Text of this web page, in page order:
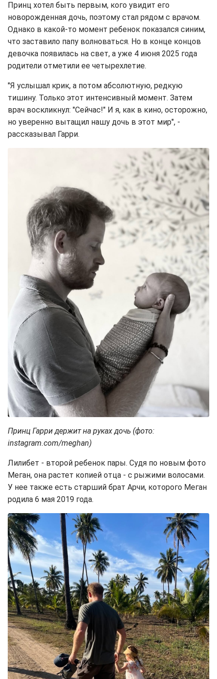
Принц хотел быть первым, кого увидит его
новорожденная дочь, поэтому стал рядом с врачом.
Однако в какой-то момент ребенок показался синим,
что заставило папу волноваться. Но в конце концов
девочка появилась на свет, а уже 4 июня 2025 года
родители отметили ее четырехлетие.
"Я услышал крик, а потом абсолютную, редкую
тишину. Только этот интенсивный момент. Затем
врач воскликнул: "Сейчас!" И я, как в кино, осторожно,
но уверенно вытащил нашу дочь в этот мир", -
рассказывал Гарри.
Принц Гарри держит на руках дочь (фото:
instagram.com/meghan)
Лилибет - второй ребенок пары. Судя по новым фото
Меган, она растет копией отца - с рыжими волосами.
У нее также есть старший брат Арчи, которого Меган
родила 6 мая 2019 года.